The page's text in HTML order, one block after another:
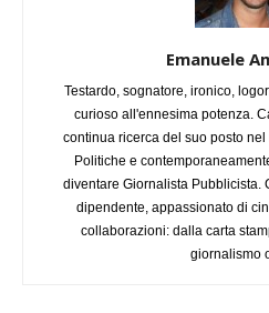
Emanuele
Testardo, sognatore, ironico,
curioso all'ennesima potenza.
continua ricerca del suo posto
Politiche e
diventare Giornalista Pubblicista.
dipendente, appassionato di
collaborazioni: dalla carta
giornalismo